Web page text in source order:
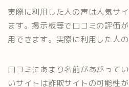
実際に利用した人の声は人気サ
ます。掲示板等で口コミの評価
用できます。実際に利用した人
口コミにあまり名前があがって
いサイトは詐欺サイトの可能性